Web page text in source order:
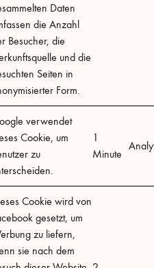
Daten
die Anzahl
Besucher, die
und die
Seiten in
Form.
verwendet
Cookie, um
zu
1
Minute
Cookie wird von
gesetzt, um
zu liefern,
sie nach dem